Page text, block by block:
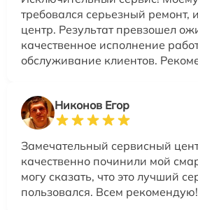
требовался серьезный ремонт,
центр. Результат превзошел
качественное исполнение
обслуживание клиентов.
Никонов Егор
Замечательный сервисный
качественно починили мой
могу сказать, что это лучший
пользовался. Всем рекомендую!